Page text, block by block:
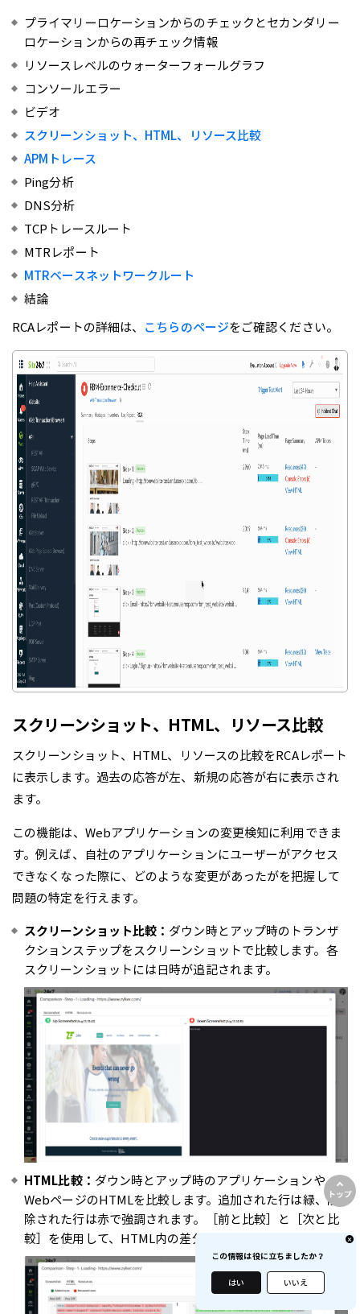
プライマリーロケーションからのチェックとセカンダリー
ロケーションからの再チェック情報
リソースレベルのウォーターフォールグラフ
コンソールエラー
ビデオ
スクリーンショット、HTML、リソース比較
APMトレース
Ping分析
DNS分析
TCPトレースルート
MTRレポート
MTRベースネットワークルート
結論
RCAレポートの詳細は、 こちらのページをご確認ください。
スクリーンショット、HTML、リソース比較
スクリーンショット、HTML、リソースの比較をRCAレポート
に表示します。過去の応答が左、新規の応答が右に表示され
ます。
この機能は、Webアプリケーションの変更検知に利用できま
す。例えば、自社のアプリケーションにユーザーがアクセス
できなくなった際に、どのような変更があったがを把握して
問題の特定を行えます。
スクリーンショット比較： ダウン時とアップ時のトランザ
クションステップをスクリーンショットで比較します。各
スクリーンショットには日時が追記されます。
HTML比較： ダウン時とアップ時のアプリケーションや
WebページのHTMLを比較します。追加された行は緑、削
除された行は赤で強調されます。［前と比較］と［次と比
較］を使用して、HTML内の差分対象を移動できます。
この情報は役に立ちましたか？
はい いいえ
トップ